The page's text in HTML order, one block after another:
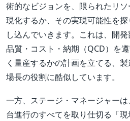
術的なビジョンを、限られたリ
現化するか、その実現可能性を
し込んでいきます。これは、開発
品質・コスト・納期（QCD）を
く量産するかの計画を立てる、
場長の役割に酷似しています。
一方、ステージ・マネージャー
台進行のすべてを取り仕切る「